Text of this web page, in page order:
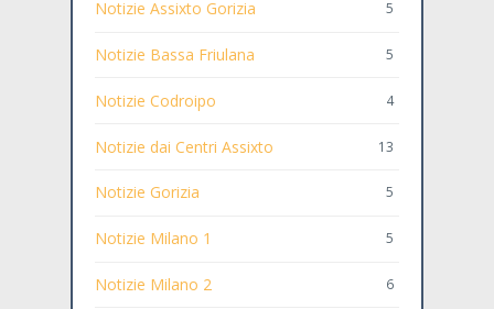
Notizie Assixto Gorizia 5
Notizie Bassa Friulana 5
Notizie Codroipo 4
Notizie dai Centri Assixto 13
Notizie Gorizia 5
Notizie Milano 1 5
Notizie Milano 2 6